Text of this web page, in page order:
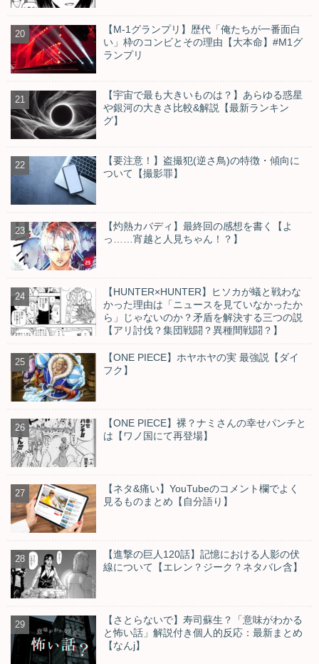
【M-1グランプリ】歴代「俺たちが一番面白
い」枠のコンビとその理由【大本命】#M1グ
ランプリ
【宇宙で最も大きいものは？】あらゆる惑星
や銀河の大きさ比較&解説【最新ランキン
グ】
【要注意！】盗撮犯(逆さ鳥)の特徴・傾向に
ついて【撮影罪】
【灼熱カバディ】最終回の感想を書く【よ
っ……宵越と人見ちゃん！？】
【HUNTER×HUNTER】ヒソカが蟻と戦わな
かった理由は「ニュースを見ていなかったか
ら」じゃないのか？矛盾を解決する三つの説
【アリ討伐？集団戦闘？異種間戦闘？】
【ONE PIECE】ホヤホヤの実 最強説【ダイ
フク】
【ONE PIECE】裸？ナミさんの幸せパンチと
は【ワノ国にて再登場】
【ネタ&痛い】YouTubeのコメント欄でよく
見るものまとめ【自分語り】
【進撃の巨人120話】記憶における人影の伏
線について【エレン？ジーク？ネタバレ含】
【さとらないで】寿司蘇生？「意味がわかる
と怖い話」解説付き個人的反応：最新まとめ
【なんj】